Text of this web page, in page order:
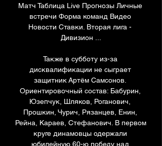
Матч Таблица Live Прогнозы Личные
встречи Форма команд Видео
Новости Ставки. Вторая лига -
Дивизион ...
Также в субботу из-за
дисквалификации не сыграет
защитник Артём Самсонов.
Ориентировочный состав: Бабурин,
Юзепчук, Шляков, Роганович,
Прошкин, Чурич, Рязанцев, Енин,
Рейна, Караев, Стефанович. В первом
круге динамовцы одержали
юбилейную 60-ю победу над